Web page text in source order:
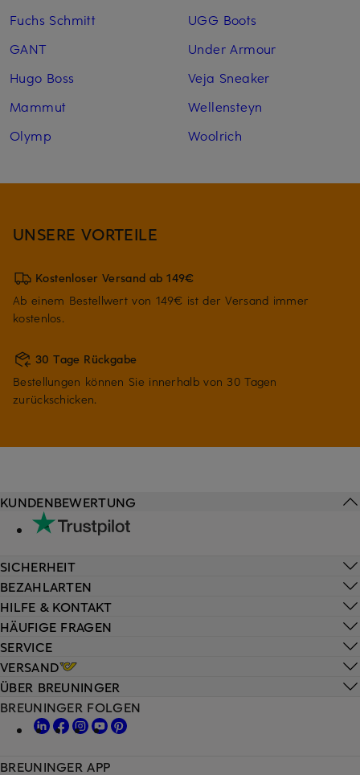
Fuchs Schmitt
GANT
Hugo Boss
Mammut
Olymp
UGG Boots
Under Armour
Veja Sneaker
Wellensteyn
Woolrich
UNSERE VORTEILE
Kostenloser Versand ab 149€
Ab einem Bestellwert von 149€ ist der Versand immer
kostenlos.
30 Tage Rückgabe
Bestellungen können Sie innerhalb von 30 Tagen
zurückschicken.
HILFE & KONTAKT
HÄUFIGE FRAGEN
SERVICE
VERSAND
KUNDENBEWERTUNG
SICHERHEIT
BEZAHLARTEN
ÜBER BREUNINGER
BREUNINGER FOLGEN
BREUNINGER APP